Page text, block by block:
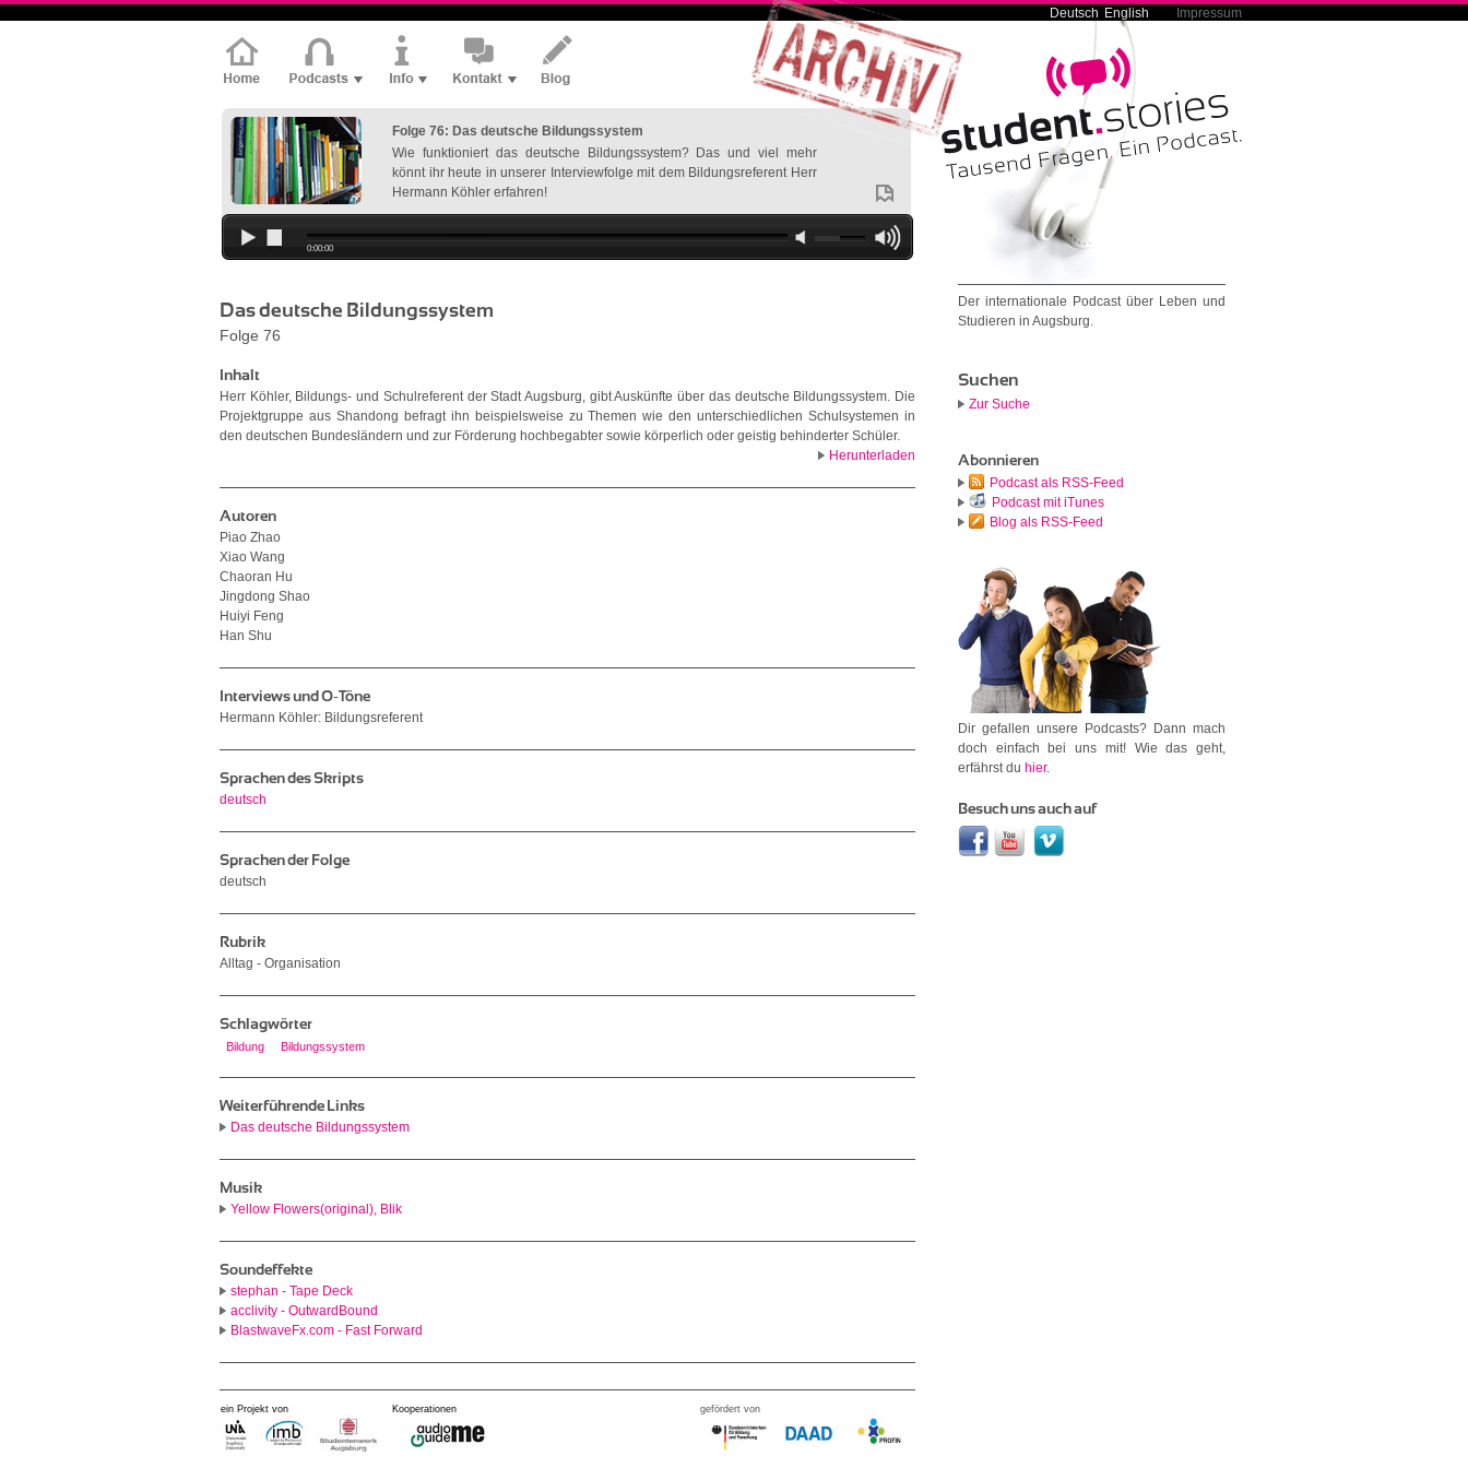
Impressum
English
Deutsch
Folge 76: Das deutsche Bildungssystem
Wie funktioniert das deutsche Bildungssystem? Das und viel mehr
könnt ihr heute in unserer Interviewfolge mit dem Bildungsreferent Herr
Hermann Köhler erfahren!
0:00:00
Das deutsche Bildungssystem
Folge 76
Inhalt
Herr Köhler, Bildungs- und Schulreferent der Stadt Augsburg, gibt Auskünfte über das deutsche Bildungssystem. Die
Projektgruppe aus Shandong befragt ihn beispielsweise zu Themen wie den unterschiedlichen Schulsystemen in
den deutschen Bundesländern und zur Förderung hochbegabter sowie körperlich oder geistig behinderter Schüler.
Herunterladen
Autoren
Piao Zhao
Xiao Wang
Chaoran Hu
Jingdong Shao
Huiyi Feng
Han Shu
Interviews und O-Töne
Hermann Köhler: Bildungsreferent
Sprachen des Skripts
deutsch
Sprachen der Folge
deutsch
Rubrik
Alltag - Organisation
Schlagwörter
Bildung Bildungssystem
Weiterführende Links
Das deutsche Bildungssystem
Musik
Yellow Flowers(original), Blik
Soundeffekte
stephan - Tape Deck
acclivity - OutwardBound
BlastwaveFx.com - Fast Forward
Der internationale Podcast über Leben und
Studieren in Augsburg.
Suchen
Zur Suche
Abonnieren
Podcast als RSS-Feed
Podcast mit iTunes
Blog als RSS-Feed
Dir gefallen unsere Podcasts? Dann mach
doch einfach bei uns mit! Wie das geht,
erfährst du hier.
Besuch uns auch auf
ein Projekt von Kooperationen gefördert von